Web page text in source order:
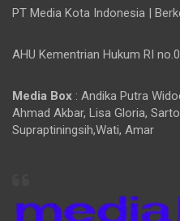
PT Media Kota Indonesia |
AHU Kementrian Hukum RI
Media Box : Andika Putra
Ahmad Akbar, Lisa Gloria,
Supraptiningsih,Wati, Amar